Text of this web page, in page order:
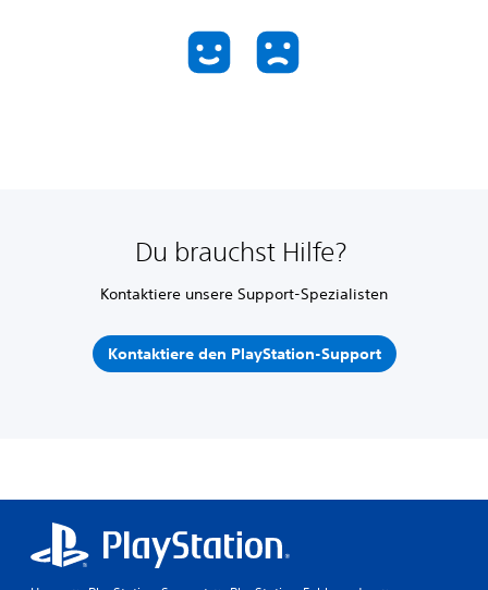
Du brauchst Hilfe?
Kontaktiere unsere Support-Spezialisten
Kontaktiere den PlayStation-Support